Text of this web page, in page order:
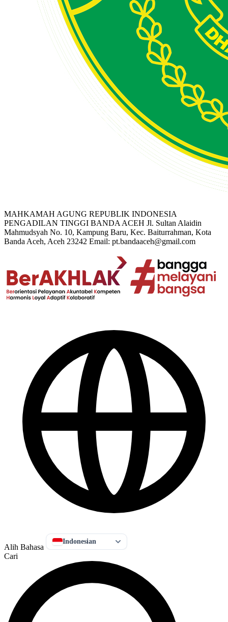
MAHKAMAH AGUNG REPUBLIK INDONESIA
PENGADILAN TINGGI BANDA ACEH Jl. Sultan Alaidin
Mahmudsyah No. 10, Kampung Baru, Kec. Baiturrahman, Kota
Banda Aceh, Aceh 23242 Email: pt.bandaaceh@gmail.com
Alih Bahasa
Indonesian
Cari